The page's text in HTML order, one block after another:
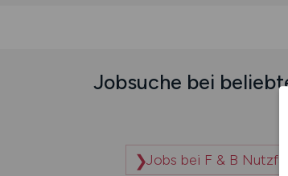
Jobsuche bei
Jobs bei F & B